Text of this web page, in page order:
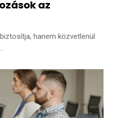
az
hanem közvetlenül